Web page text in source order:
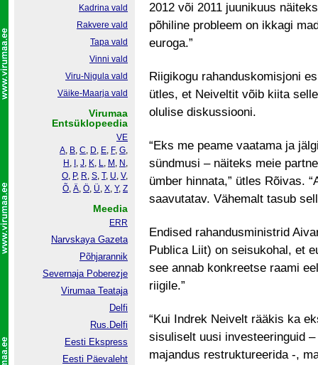
2012 või 2011 juunikuus
põhiline probleem on ikkagi
euroga.”
Riigikogu rahanduskomisjoni
ütles, et Neiveltit võib kiita
olulise diskussiooni.
“Eks me peame vaatama ja
sündmusi – näiteks meie
ümber hinnata,” ütles Rõivas.
saavutatav. Vähemalt tasub
Endised rahandusministrid
Publica Liit) on seisukohal, et
see annab konkreetse raami
riigile.”
“Kui Indrek Neivelt rääkis ka
sisuliselt uusi investeeringuid
majandus restruktureerida -,
Kadrina vald
Rakvere vald
Tapa vald
Vinni vald
Viru-Nigula vald
Väike-Maarja vald
Virumaa
Entsüklopeedia
VE
A, B, C, D, E, F, G,
H , , J, K, L, M , N ,
O, P, R, S, T, U, V,
Õ, Ä, Ö, Ü, X, Y, Z
Meedia
ERR
Narvskaya Gazeta
Põhjarannik
Severnaja Poberezje
Virumaa Teataja
Delfi
Rus.Delfi
Eesti Ekspress
Eesti Päevaleht